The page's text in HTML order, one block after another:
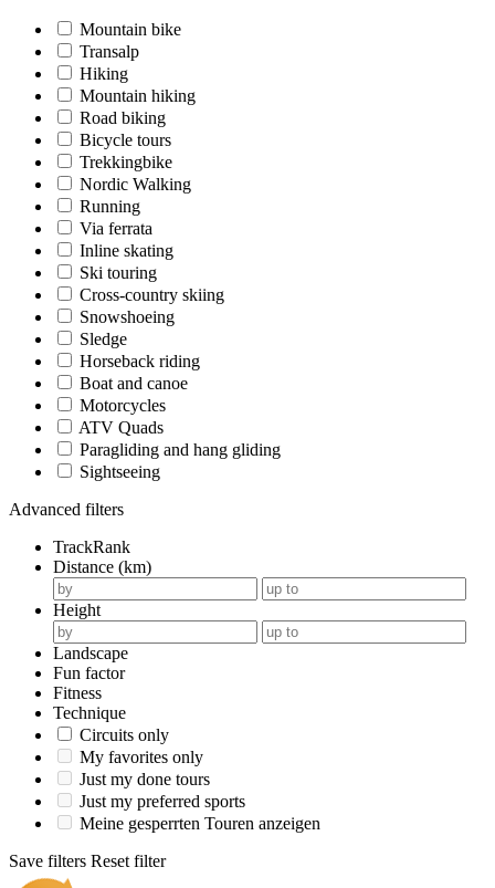
Mountain bike
Transalp
Hiking
Mountain hiking
Road biking
Bicycle tours
Trekkingbike
Nordic Walking
Running
Via ferrata
Inline skating
Ski touring
Cross-country skiing
Snowshoeing
Sledge
Horseback riding
Boat and canoe
Motorcycles
ATV Quads
Paragliding and hang gliding
Sightseeing
Advanced filters
TrackRank
Distance (km)
Height
Landscape
Fun factor
Fitness
Technique
Circuits only
My favorites only
Just my done tours
Just my preferred sports
Meine gesperrten Touren anzeigen
Save filters Reset filter